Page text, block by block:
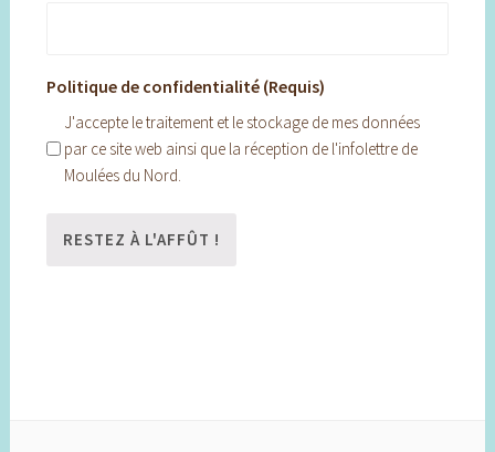
Politique de confidentialité (Requis)
J'accepte le traitement et le stockage de mes données
par ce site web ainsi que la réception de l'infolettre de
Moulées du Nord.